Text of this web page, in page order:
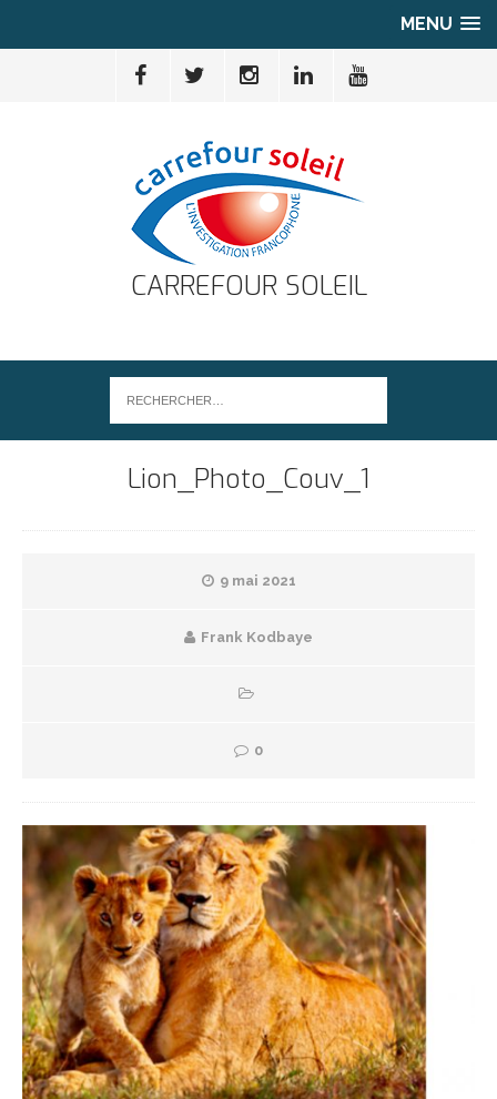
MENU
CARREFOUR SOLEIL
Lion_Photo_Couv_1
9 mai 2021
Frank Kodbaye
0